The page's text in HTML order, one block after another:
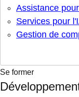
Assistance
Services pour
Gestion de
Se former